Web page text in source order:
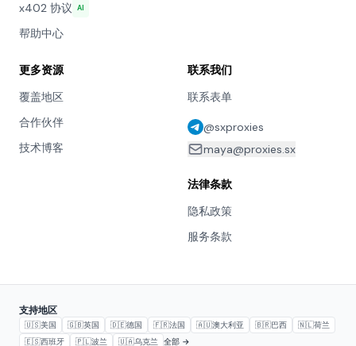
x402 协议 AI
帮助中心
更多资源
覆盖地区
合作伙伴
技术博客
联系我们
联系表单
@sxproxies
maya@proxies.sx
法律条款
隐私政策
服务条款
支持地区
🇺🇸美国 🇬🇧英国 🇩🇪德国 🇫🇷法国 🇦🇺澳大利亚 🇧🇷巴西 🇳🇱荷兰
🇪🇸西班牙 🇵🇱波兰 🇺🇦乌克兰 全部 →